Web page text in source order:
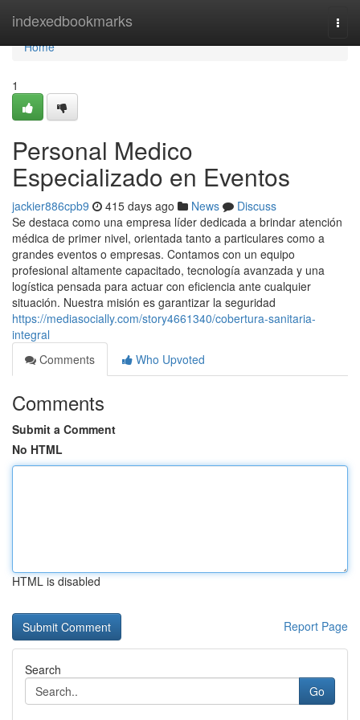
indexedbookmarks
Home
Home
1
Personal Medico
Especializado en Eventos
jackier886cpb9 415 days ago News
Discuss
Se destaca como una empresa líder dedicada a brindar atención
médica de primer nivel, orientada tanto a particulares como a
grandes eventos o empresas. Contamos con un equipo
profesional altamente capacitado, tecnología avanzada y una
logística pensada para actuar con eficiencia ante cualquier
situación. Nuestra misión es garantizar la seguridad
https://mediasocially.com/story4661340/cobertura-sanitaria-
integral
Comments
Who Upvoted
Comments
Submit a Comment
No HTML
HTML is disabled
Report Page
Search
Go